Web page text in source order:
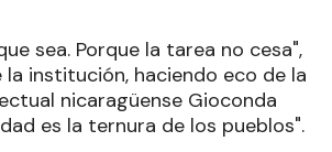
sea. Porque la tarea no cesa",
la institución, haciendo eco de la
nicaragüense Gioconda
es la ternura de los pueblos".